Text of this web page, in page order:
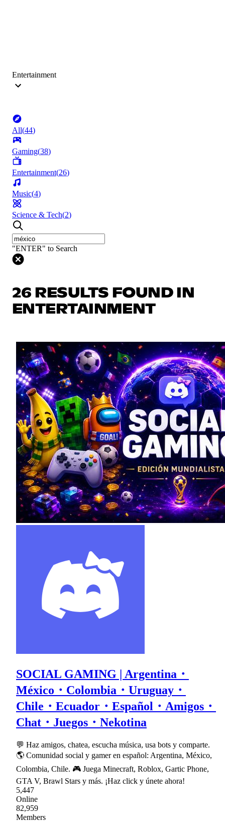
Entertainment
All(44)
Gaming(38)
Entertainment(26)
Music(4)
Science & Tech(2)
"ENTER" to Search
26 RESULTS FOUND IN
ENTERTAINMENT
SOCIAL GAMING | Argentina・
México・Colombia・Uruguay・
Chile・Ecuador・Español・Amigos・
Chat・Juegos・Nekotina
💬 Haz amigos, chatea, escucha música, usa bots y comparte.
🌎 Comunidad social y gamer en español: Argentina, México,
Colombia, Chile. 🎮 Juega Minecraft, Roblox, Gartic Phone,
GTA V, Brawl Stars y más. ¡Haz click y únete ahora!
5,447
Online
82,959
Members